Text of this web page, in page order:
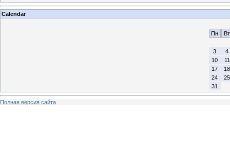
Calendar
Пн
Вт
3
4
10
11
17
18
24
25
31
Полная версия сайта